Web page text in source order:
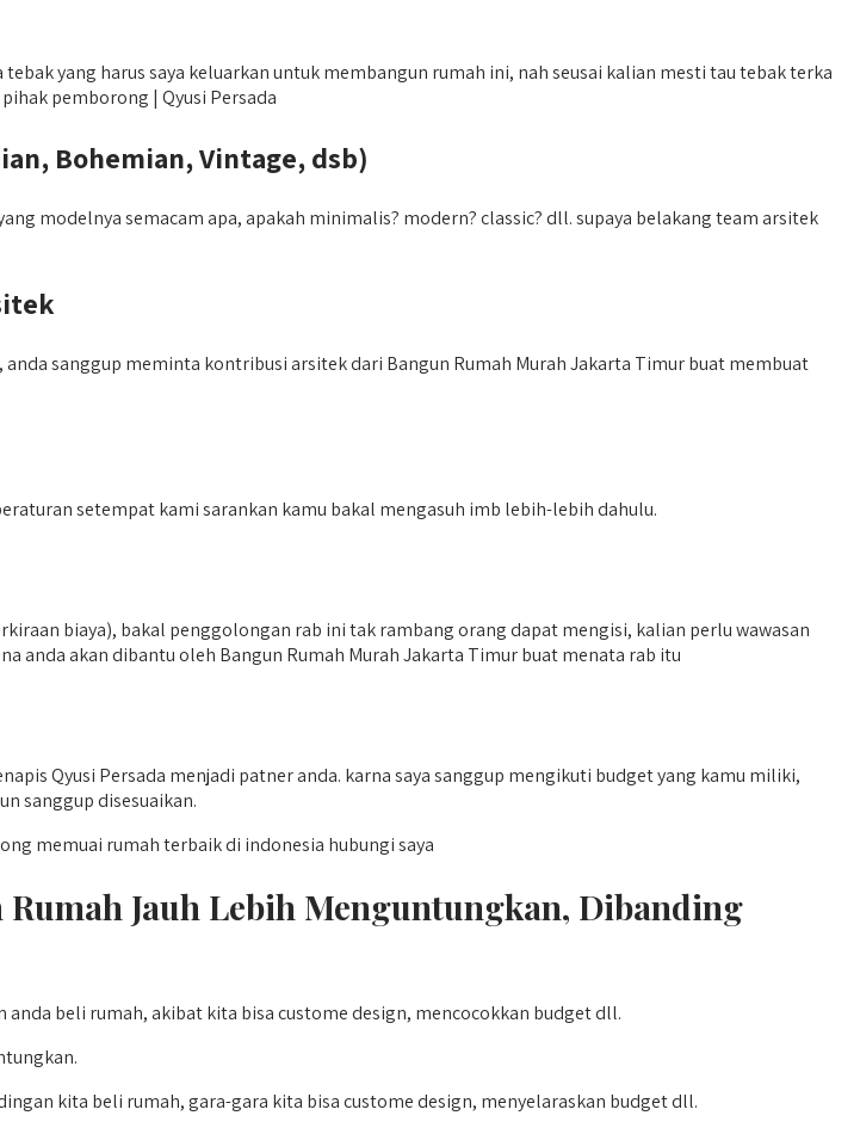
yang harus saya keluarkan untuk membangun rumah ini, nah seusai kalian mesti tau tebak terka
pemborong | Qyusi Persada
Bohemian, Vintage, dsb)
modelnya semacam apa, apakah minimalis? modern? classic? dll. supaya belakang team arsitek
sanggup meminta kontribusi arsitek dari Bangun Rumah Murah Jakarta Timur buat membuat
setempat kami sarankan kamu bakal mengasuh imb lebih-lebih dahulu.
biaya), bakal penggolongan rab ini tak rambang orang dapat mengisi, kalian perlu wawasan
anda akan dibantu oleh Bangun Rumah Murah Jakarta Timur buat menata rab itu
Qyusi Persada menjadi patner anda. karna saya sanggup mengikuti budget yang kamu miliki,
sanggup disesuaikan.
memuai rumah terbaik di indonesia hubungi saya
Jauh Lebih Menguntungkan, Dibanding
beli rumah, akibat kita bisa custome design, mencocokkan budget dll.
kita beli rumah, gara-gara kita bisa custome design, menyelaraskan budget dll.